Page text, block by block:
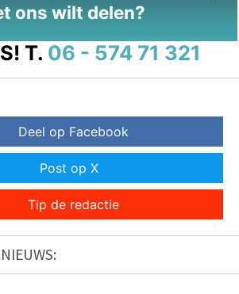
ons wilt delen?
T. 06 - 574 71 321
Deel op Facebook
Post op X
Tip de redactie